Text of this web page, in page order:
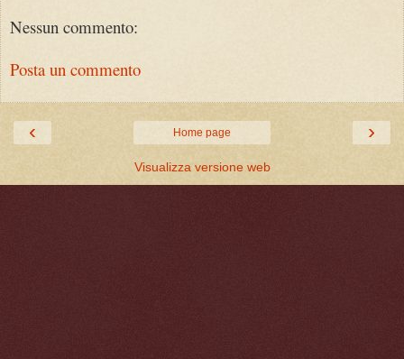
Nessun commento:
Posta un commento
‹ ›
Home page
Visualizza versione web